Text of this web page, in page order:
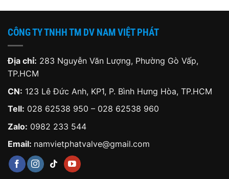
CÔNG TY TNHH TM DV NAM VIỆT PHÁT
Địa chỉ: 283 Nguyễn Văn Lượng, Phường Gò Vấp,
TP.HCM
CN: 123 Lê Đức Anh, KP1, P. Bình Hưng Hòa, TP.HCM
Tell: 028 62538 950 – 028 62538 960
Zalo: 0982 233 544
Email: namvietphatvalve@gmail.com